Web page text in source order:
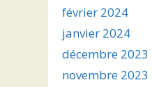
février 2024
janvier 2024
décembre 2023
novembre 2023